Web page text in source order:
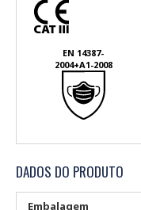
EN 14387-
2004+A1-2008
DADOS DO PRODUTO
Embalagem